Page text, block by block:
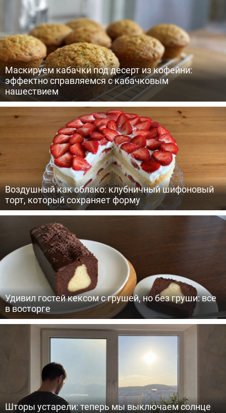
Маскируем кабачки под десерт из кофейни:
эффектно справляемся с кабачковым
нашествием
Воздушный как облако: клубничный шифоновый
торт, который сохраняет форму
Удивил гостей кексом с грушей, но без груши: все
в восторге
Шторы устарели: теперь мы выключаем солнце